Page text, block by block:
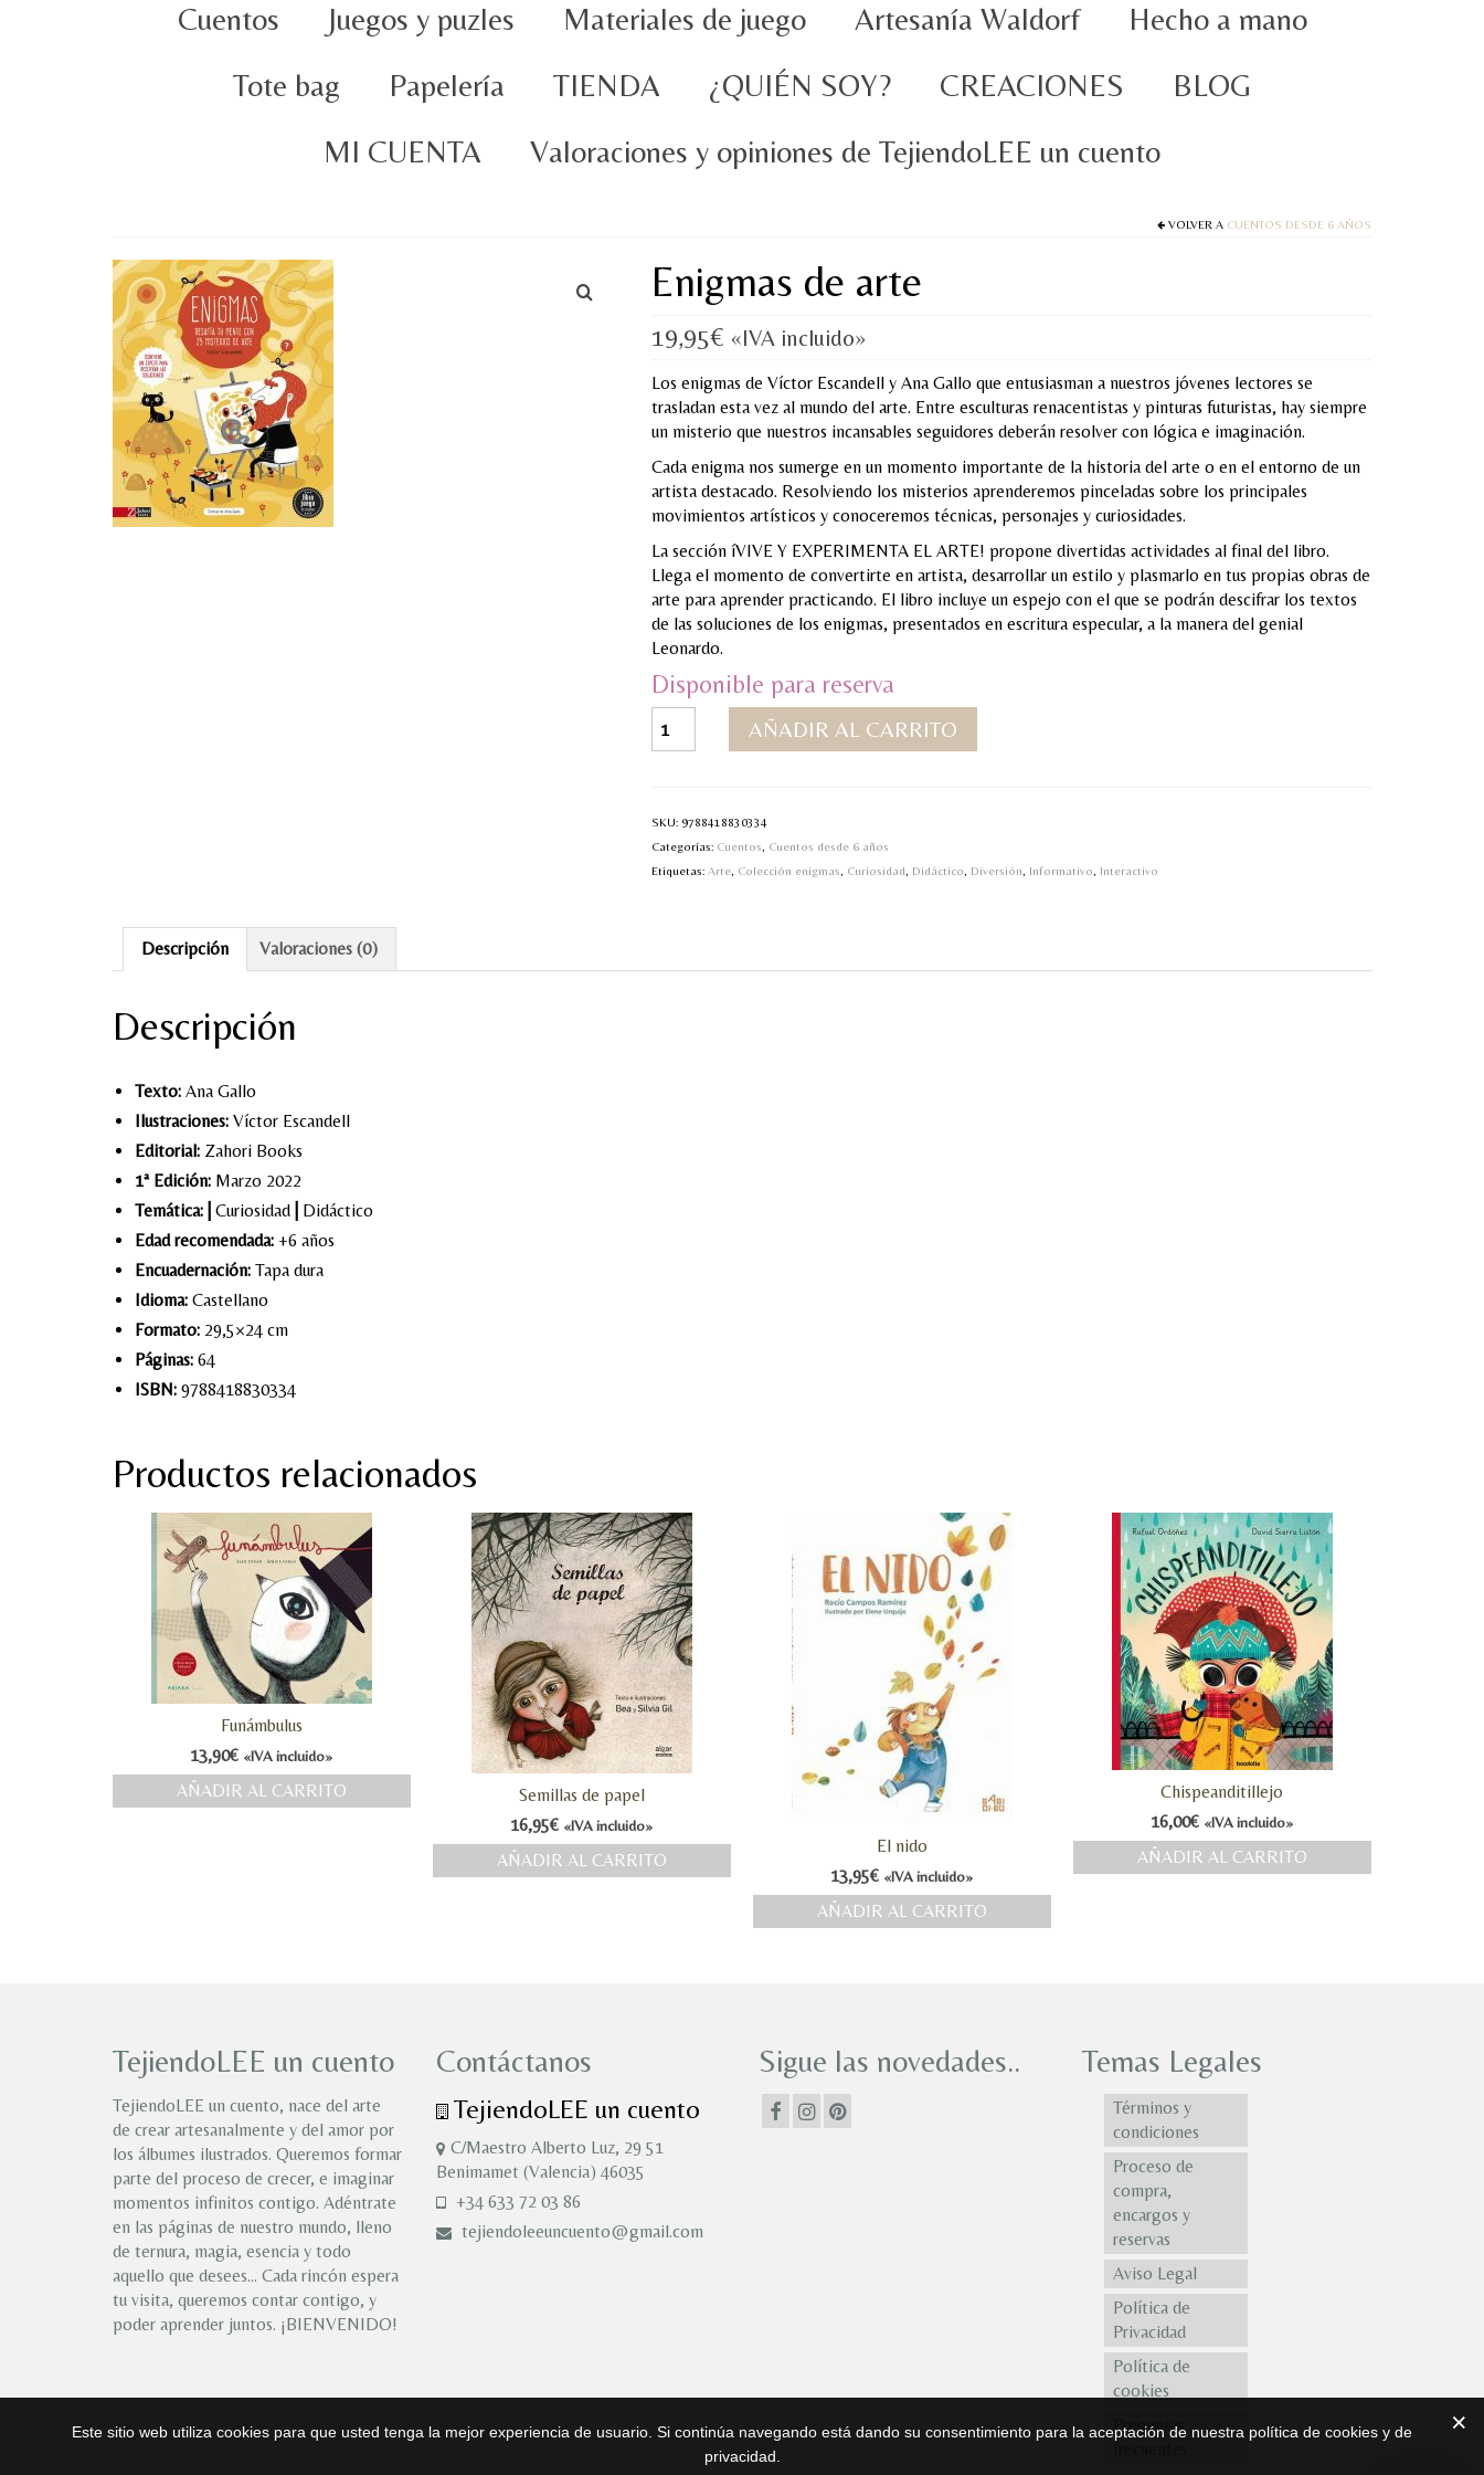
Cuentos Juegos y puzles Materiales de juego Artesanía Waldorf
Hecho a mano
Tote bag
Papelería TIENDA ¿QUIÉN SOY? CREACIONES
BLOG
MI CUENTA
Valoraciones y opiniones de TejiendoLEE un cuento
VOLVER A CUENTOS DESDE 6 AÑOS
Enigmas de arte
19,95€ «IVA incluido»
Los enigmas de Víctor Escandell y Ana Gallo que entusiasman a nuestros jóvenes lectores se
trasladan esta vez al mundo del arte. Entre esculturas renacentistas y pinturas futuristas, hay siempre
un misterio que nuestros incansables seguidores deberán resolver con lógica e imaginación.
Cada enigma nos sumerge en un momento importante de la historia del arte o en el entorno de un
artista destacado. Resolviendo los misterios aprenderemos pinceladas sobre los principales
movimientos artísticos y conoceremos técnicas, personajes y curiosidades.
La sección íVIVE Y EXPERIMENTA EL ARTE! propone divertidas actividades al final del libro.
Llega el momento de convertirte en artista, desarrollar un estilo y plasmarlo en tus propias obras de
arte para aprender practicando. El libro incluye un espejo con el que se podrán descifrar los textos
de las soluciones de los enigmas, presentados en escritura especular, a la manera del genial
Leonardo.
Disponible para reserva
de
AÑADIR AL CARRITO
SKU: 9788418830334
Categorías: Cuentos
Cuentos desde 6 años
Etiquetas: Arte, Colección enigmas Curiosidad Didáctico Diversión Informativo Interactivo
Descripción Valoraciones (0)
Descripción
Texto: Ana Gallo
Ilustraciones: Víctor Escandell
Editorial: Zahori Books
1ª Edición: Marzo 2022
Temática: Curiosidad
Didáctico
Edad recomendada: +6 años
Encuadernación: Tapa dura
Idioma: Castellano
Formato: 29,5×24 cm
Páginas: 64
ISBN: 9788418830334
Productos relacionados
Funámbulus
13,90€ «IVA incluido»
AÑADIR AL CARRITO
Semillas de papel
16,95€ «IVA incluido»
AÑADIR AL CARRITO
El nido
13,95€ «IVA incluido»
AÑADIR AL CARRITO
Chispeanditillejo
16,00€ «IVA incluido»
AÑADIR AL CARRITO
TejiendoLEE un cuento
TejiendoLEE un cuento, nace del arte
de crear artesanalmente y del amor por
los álbumes ilustrados. Queremos formar
parte del proceso de crecer, e imaginar
momentos infinitos contigo. Adéntrate
en las páginas de nuestro mundo, lleno
de ternura, magia, esencia y todo
aquello que desees… Cada rincón espera
tu visita, queremos contar contigo, y
poder aprender juntos. ¡BIENVENIDO!
Contáctanos
TejiendoLEE un cuento
C/Maestro Alberto Luz, 29 51
Benimamet (Valencia) 46035
+34 633 72 03 86
tejiendoleeuncuento@gmail.com
Sigue las novedades.. Temas Legales
Términos y
condiciones
Proceso de
compra,
encargos y
reservas
Aviso Legal
Política de
Privacidad
Política de
cookies
Preguntas
Este sitio web utiliza cookies para que usted tenga la mejor experiencia de usuario. Si continúa navegando está dando su consentimiento para la aceptación de nuestra política de cookies y de
privacidad.